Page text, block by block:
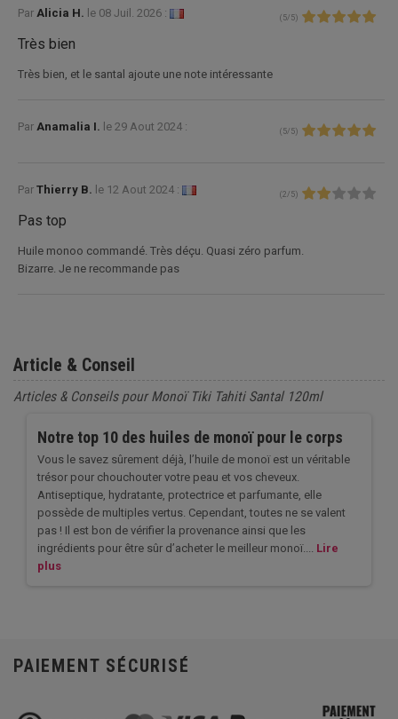
Par Alicia H. le 08 Juil. 2026 : ( 5/ 5)
Très bien
Très bien, et le santal ajoute une note intéressante
Par Anamalia I. le 29 Aout 2024 : ( 5/ 5)
Par Thierry B. le 12 Aout 2024 : (2 / 5)
Pas top
Huile monoo commandé. Très déçu. Quasi zéro parfum.
Bizarre. Je ne recommande pas
Article & Conseil
Articles & Conseils pour Monoï Tiki Tahiti Santal 120ml
Notre top 10 des huiles de monoï pour le corps
Vous le savez sûrement déjà, l’huile de monoï est un véritable
trésor pour chouchouter votre peau et vos cheveux.
Antiseptique, hydratante, protectrice et parfumante, elle
possède de multiples vertus. Cependant, toutes ne se valent
pas ! Il est bon de vérifier la provenance ainsi que les
ingrédients pour être sûr d’acheter le meilleur monoï.... Lire
plus
PAIEMENT SÉCURISÉ